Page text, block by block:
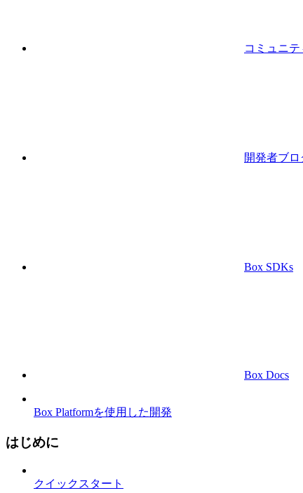
コミュニテ
開発者ブロ
Box SDKs
Box Docs
Box Platformを使用した開発
はじめに
クイックスタート